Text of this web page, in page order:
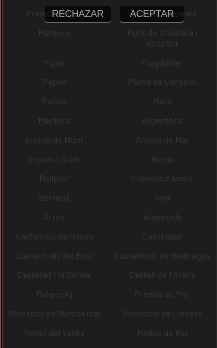
Premià de Dalt
Prats de Lluçanès
Pontons
Pont de Vilomara i
Rocafort
Pujalt
Puigdàlber
Papiol
Palma de Cervelló
Pallejà
Moià
Mediona
Argentona
Arenys de Munt
Arenys de Mar
Bigues i Riells
Berga
Bellprat
Cabrera d´Anoia
Borredà
Avià
Artés
Argençola
Castellnou de Bages
Castellgalí
Castellfullit del Boix
Castellfollit de Riubregós
Castellet i la Gornal
Castell de l´Areny
Puig-reig
Premià de Mar
Monistrol de Montserrat
Monistrol de Calders
Mollet del Vallès
Molins de Rei
RECHAZAR ACEPTAR